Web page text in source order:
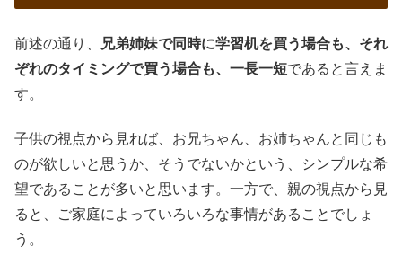
前述の通り、
兄弟姉妹で同時に学習机を買う場合も、それ
ぞれのタイミングで買う場合も、一長一短であると言えま
す。
子供の視点から見れば、お兄ちゃん、お姉ちゃんと同じも
のが欲しいと思うか、そうでないかという、シンプルな希
望であることが多いと思います。一方で、親の視点から見
ると、ご家庭によっていろいろな事情があることでしょ
う。